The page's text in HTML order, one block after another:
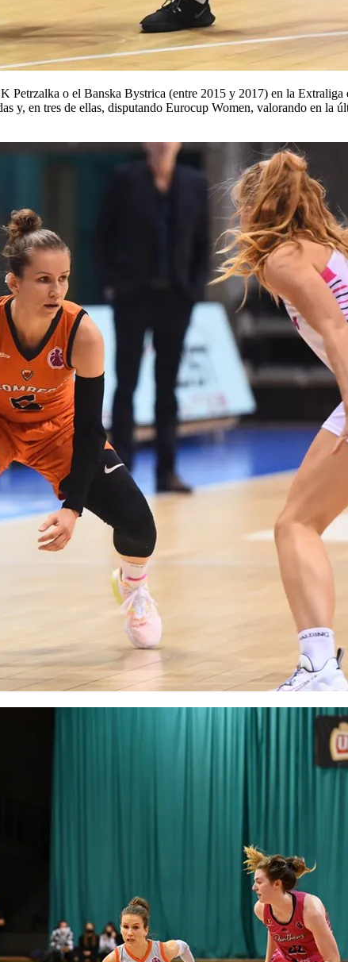
Petrzalka o el Banska Bystrica (entre 2015 y 2017) en la
y, en tres de ellas, disputando Eurocup Women, valorando en la